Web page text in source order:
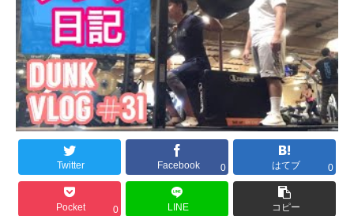
Twitter Facebook 0 はてブ 0
Pocket 0 LINE コピー